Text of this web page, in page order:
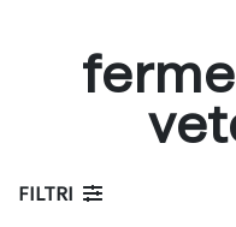
FILTRI